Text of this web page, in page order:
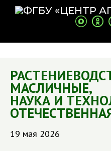
МАСЛИЧНЫЕ,
НАУКА И
19 мая 2026